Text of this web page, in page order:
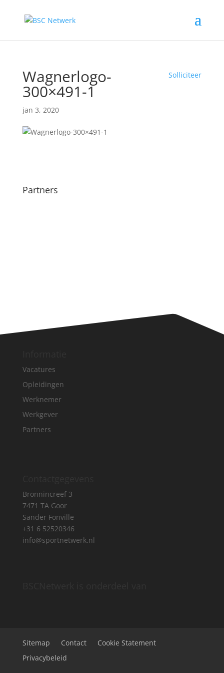
Solliciteer
Wagnerlogo-
300×491-1
jan 3, 2020
Partners
Vacatures
Opleidingen
Werknemer
Werkgever
Partners
Bronnincreef 3
7471 TA Goor
Sander Fonville
+31 6 52520346
info@sportnetwerk.nl
Sitemap Contact
Cookie Statement
Privacybeleid